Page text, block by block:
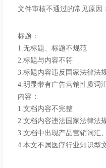
文件审核不通过的常见原因
标题：
1.无标题、标题不规范
2.标题与内容不符
3.标题内容违反国家法律法
4.明显带有广告营销性质词
内容：
1.文档内容不完整
2.文档内容违法国家法律法
3.文档中出现产品营销词汇
4.本文不属医疗行业知识型